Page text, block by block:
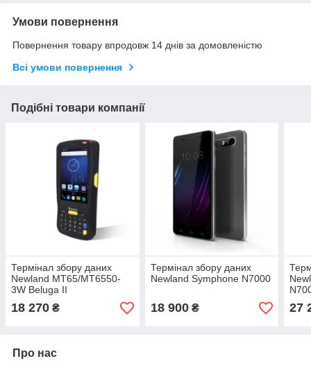
Умови повернення
Повернення товару впродовж 14 днів за домовленістю
Всі умови повернення
Подібні товари компанії
Термінал збору даних
Newland MT65/MT6550-
3W Beluga II
18 270 ₴
Термінал збору даних
Newland Symphone N7000
18 900₴ 27
Про нас